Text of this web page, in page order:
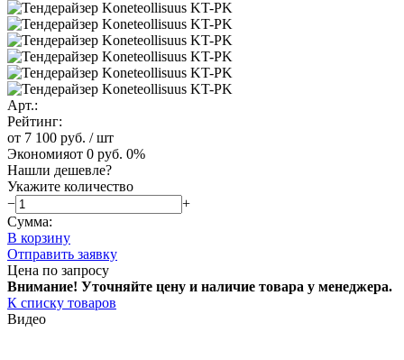
Арт.:
Рейтинг:
от 7 100 руб. / шт
Экономияот 0 руб. 0%
Нашли дешевле?
Укажите количество
−
+
Сумма:
В корзину
Отправить заявку
Цена по запросу
Внимание! Уточняйте цену и наличие товара у менеджера.
К списку товаров
Видео